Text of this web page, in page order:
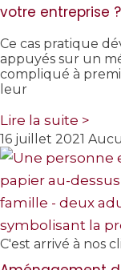
votre entreprise
Ce cas pratique
appuyés sur un
compliqué à
leur
Lire la suite >
16 juillet 2021
C'est arrivé à nos